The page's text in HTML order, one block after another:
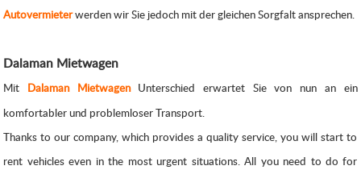
Autovermieterwerden wir Sie jedoch mit der gleichen Sorgfalt ansprechen.
Dalaman Mietwagen
Mit Dalaman MietwagenUnterschied erwartet Sie von nun an ein
komfortabler und problemloser Transport.
Thanks to our company, which provides a quality service, you will start to
rent vehicles even in the most urgent situations. All you need to do for